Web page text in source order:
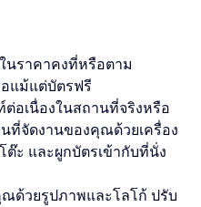
นราคาคงที่หรือตาม
อแม้แต่บัตรฟรี
ต่อเนื่องในสถานที่จริงหรือ
ที่จัดงานของคุณด้วยเครื่อง
ต๊ะ และผูกบัตรเข้ากับที่นั่ง
ด้วยรูปภาพและโลโก้ ปรับ